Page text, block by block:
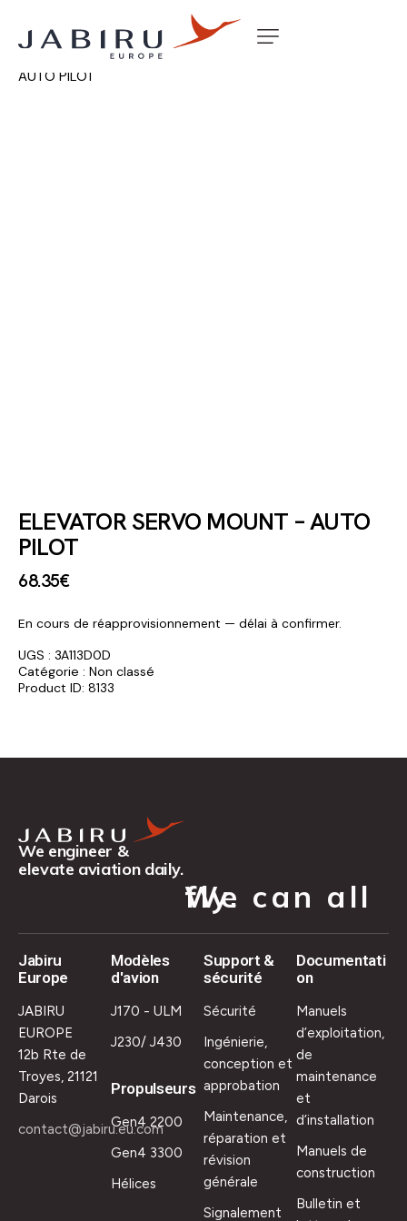
Accueil Non classé
AUTO PILOT
ELEVATOR SERVO MOUNT – AUTO
PILOT
68.35€
En cours de réapprovisionnement — délai à confirmer.
UGS : 3A113D0D
Catégorie : Non classé
Product ID: 8133
We engineer &
elevate aviation daily.
We can all fly.
Jabiru
Europe
JABIRU
EUROPE
12b Rte de
Troyes, 21121
Darois
contact@jabiru.eu.com
Modèles
d'avion
J170 - ULM
J230/ J430
Propulseurs
Gen4 2200
Gen4 3300
Hélices
Support &
sécurité
Sécurité
Ingénierie,
conception et
approbation
Maintenance,
réparation et
révision
générale
Signalement
Documentati
on
Manuels
d’exploitation,
de
maintenance
et
d’installation
Manuels de
construction
Bulletin et